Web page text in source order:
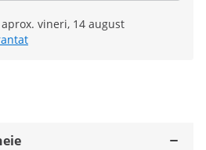
aprox. vineri, 14 august